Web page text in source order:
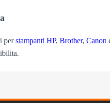
perstampanti HP, Brother, Canon